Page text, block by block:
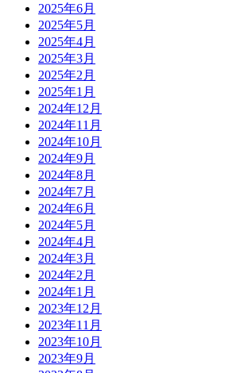
2025年6月
2025年5月
2025年4月
2025年3月
2025年2月
2025年1月
2024年12月
2024年11月
2024年10月
2024年9月
2024年8月
2024年7月
2024年6月
2024年5月
2024年4月
2024年3月
2024年2月
2024年1月
2023年12月
2023年11月
2023年10月
2023年9月